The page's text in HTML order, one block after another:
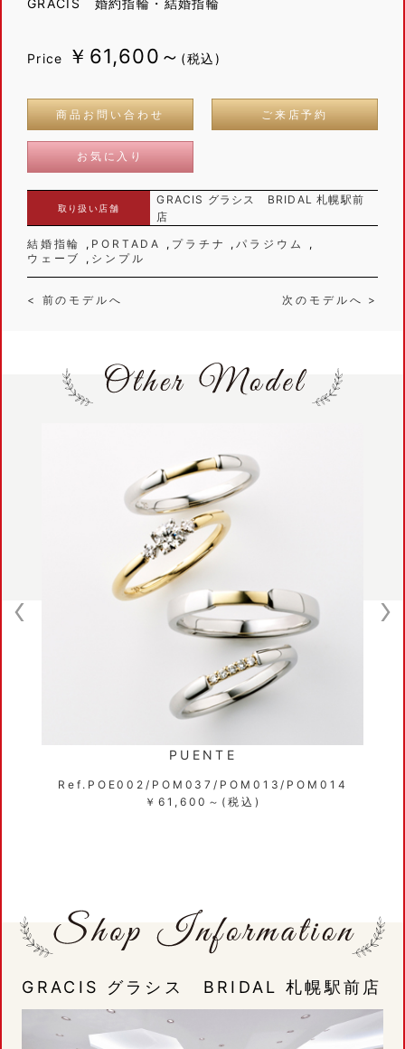
Price ￥61,600～ (税込)
商品お問い合わせ ご来店予約
お気に入り
取り扱い店舗
GRACIS グラシス BRIDAL 札幌駅前
店
結婚指輪
PORTADA プラチナ
パラジウム
ウェーブ
シンプル
< 前のモデルへ 次のモデルへ >
Ref.POE007/POM025/
￥63,800～(税込)
GRACIS グラシス BRIDAL 札幌駅前店